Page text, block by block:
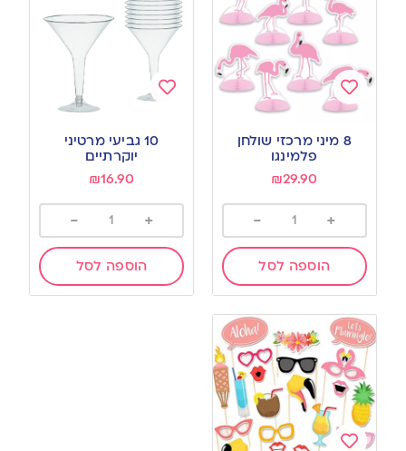
Add
to
wishlist
8 מיני מרכזי שולחן
פלמינגו
₪29.90
+
-
הוספה לסל
wishlist
10 גביעי מרטיני
יוקרתיים
₪16.90
+
-
הוספה לסל